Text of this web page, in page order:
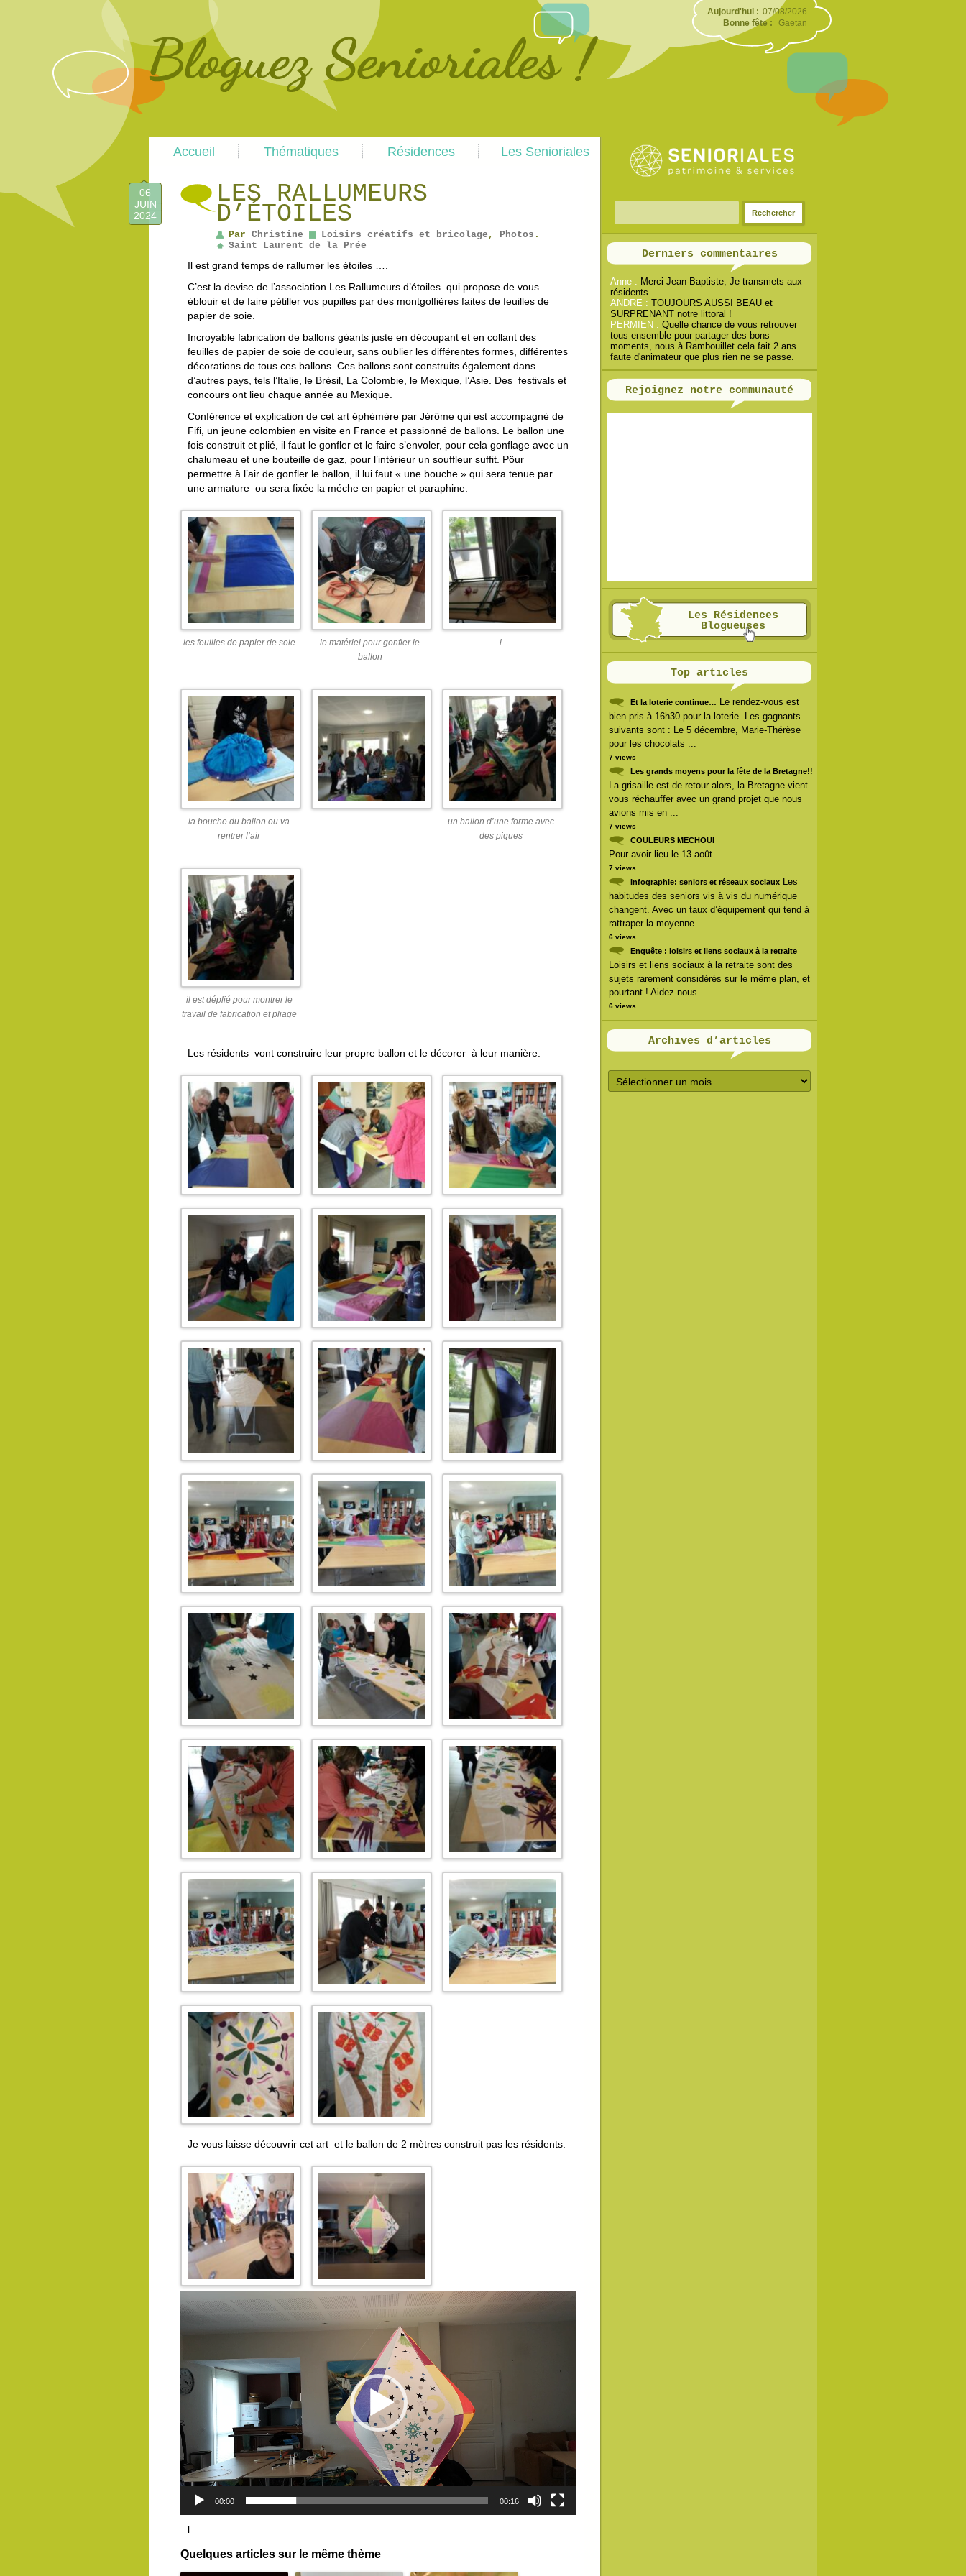
Aujourd'hui : 07/08/2026
Bonne fête :
Gaetan
menuAccueil Thématiques Résidences Les Senioriales
LES RALLUMEURS
D’ÉTOILES
06
JUIN
2024
Par Christine Loisirs créatifs et bricolage , Photos .
Saint Laurent de la Prée
Il est grand temps de rallumer les étoiles ….
C’est la devise de l’association Les Rallumeurs d’étoiles qui propose de vous
éblouir et de faire pétiller vos pupilles par des montgolfières faites de feuilles de
papier de soie.
Incroyable fabrication de ballons géants juste en découpant et en collant des
feuilles de papier de soie de couleur, sans oublier les différentes formes, différentes
décorations de tous ces ballons. Ces ballons sont construits également dans
d’autres pays, tels l’Italie, le Brésil, La Colombie, le Mexique, l’Asie. Des festivals et
concours ont lieu chaque année au Mexique.
Conférence et explication de cet art éphémère par Jérôme qui est accompagné de
Fifi, un jeune colombien en visite en France et passionné de ballons. Le ballon une
fois construit et plié, il faut le gonfler et le faire s’envoler, pour cela gonflage avec un
chalumeau et une bouteille de gaz, pour l’intérieur un souffleur suffit. Pöur
permettre à l’air de gonfler le ballon, il lui faut « une bouche » qui sera tenue par
une armature ou sera fixée la méche en papier et paraphine.
les feuilles de papier de soie
le matériel pour gonfler le
ballon
l
la bouche du ballon ou va
rentrer l’air
un ballon d’une forme avec
des piques
il est déplié pour montrer le
travail de fabrication et pliage
Les résidents vont construire leur propre ballon et le décorer à leur manière.
Je vous laisse découvrir cet art et le ballon de 2 mètres construit pas les résidents.
Lecteur
vidéo
00:00 00:16
l
Quelques articles sur le même thème
Derniers commentaires
Anne : Merci Jean-Baptiste, Je transmets aux
résidents.
ANDRE : TOUJOURS AUSSI BEAU et
SURPRENANT notre littoral !
PERMIEN : Quelle chance de vous retrouver
tous ensemble pour partager des bons
moments, nous à Rambouillet cela fait 2 ans
faute d'animateur que plus rien ne se passe.
Rejoignez notre communauté
Les Résidences
Blogueuses
Top articles
Et la loterie continue… Le rendez-vous est
bien pris à 16h30 pour la loterie. Les gagnants
suivants sont : Le 5 décembre, Marie-Thérèse
pour les chocolats ...
7 views
Les grands moyens pour la fête de la Bretagne!!
La grisaille est de retour alors, la Bretagne vient
vous réchauffer avec un grand projet que nous
avions mis en ...
7 views
COULEURS MECHOUI
Pour avoir lieu le 13 août ...
7 views
Infographie: seniors et réseaux sociaux Les
habitudes des seniors vis à vis du numérique
changent. Avec un taux d’équipement qui tend à
rattraper la moyenne ...
6 views
Enquête : loisirs et liens sociaux à la retraite
Loisirs et liens sociaux à la retraite sont des
sujets rarement considérés sur le même plan, et
pourtant ! Aidez-nous ...
6 views
Archives d’articles